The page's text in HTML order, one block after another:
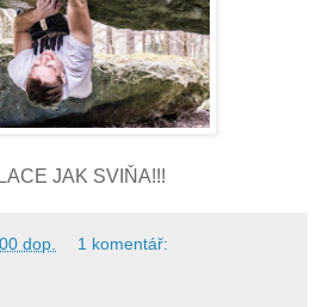
JAK SVIŇA!!!
dop. 1 komentář: